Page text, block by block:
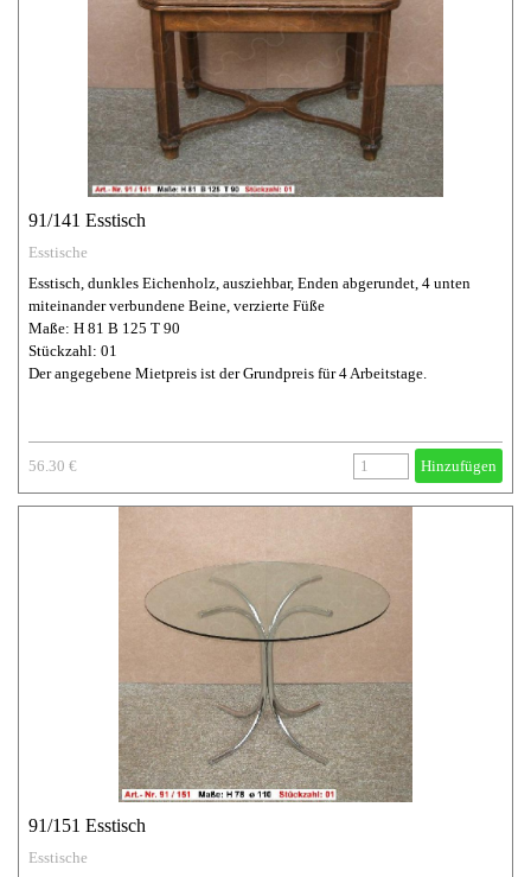
91/141 Esstisch
Esstische
Esstisch, dunkles Eichenholz, ausziehbar, Enden abgerundet, 4 unten
miteinander verbundene Beine, verzierte Füße
Maße: H 81 B 125 T 90
Stückzahl: 01
Der angegebene Mietpreis ist der Grundpreis für 4 Arbeitstage.
56.30 € Hinzufügen
91/151 Esstisch
Esstische